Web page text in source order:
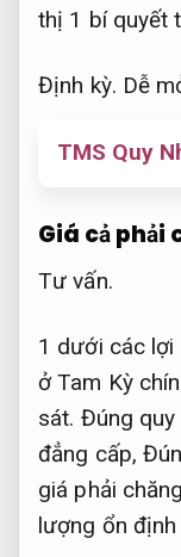
thị 1 bí quyết
Định kỳ. Dễ
TMS Quy
Giá cả phải
Tư vấn.
1 dưới các lợi
ở Tam Kỳ
sát. Đúng quy
đẳng cấp,
giá phải
lượng ổn